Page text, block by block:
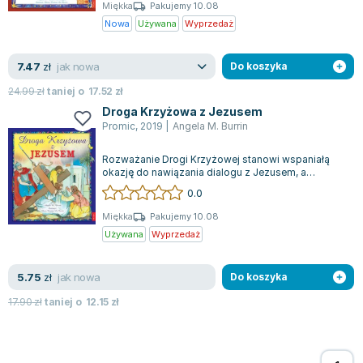
Książki o naukach politycznych dla studentów
Książki do nauk społecznych dla studentów
Książki do nauk ścisłych dla studentów
Prawo - książki dla studentów
Technologia żywności - książki
Zarządzanie i marketing - książki
Nauka języków obcych - książki
Podręczniki dla nauczycieli - metodyka
Repetytoria, testy i materiały pomocnicze
Wanda Chotomska
Józef Ignacy Kraszewski
Clive Staples Lewis
Martyna Wojciechowska
Melissa De la Cruz
Blanka Lipińska
Jaś Kapela
Agatha Christie
Witold Gadowski
Marcin Kowalczyk
Piotr Zychowicz
Miękka
Pakujemy 10.08
Nowa
Używana Wyprzedaż
7.47 zł jak nowa
24.99złtaniej o 17.52 zł
Do koszyka
Droga Krzyżowa z Jezusem
Promic, 2019 Angela M. Burrin
Rozważanie Drogi Krzyżowej stanowi wspaniałą
okazję do nawiązania dialogu z Jezusem, a
niniejsza książka ma na celu zachęcenie mło...
0.0
Miękka
Pakujemy 10.08
Używana
Wyprzedaż
5.75 zł jak nowa
17.90złtaniej o 12.15 zł
Do koszyka